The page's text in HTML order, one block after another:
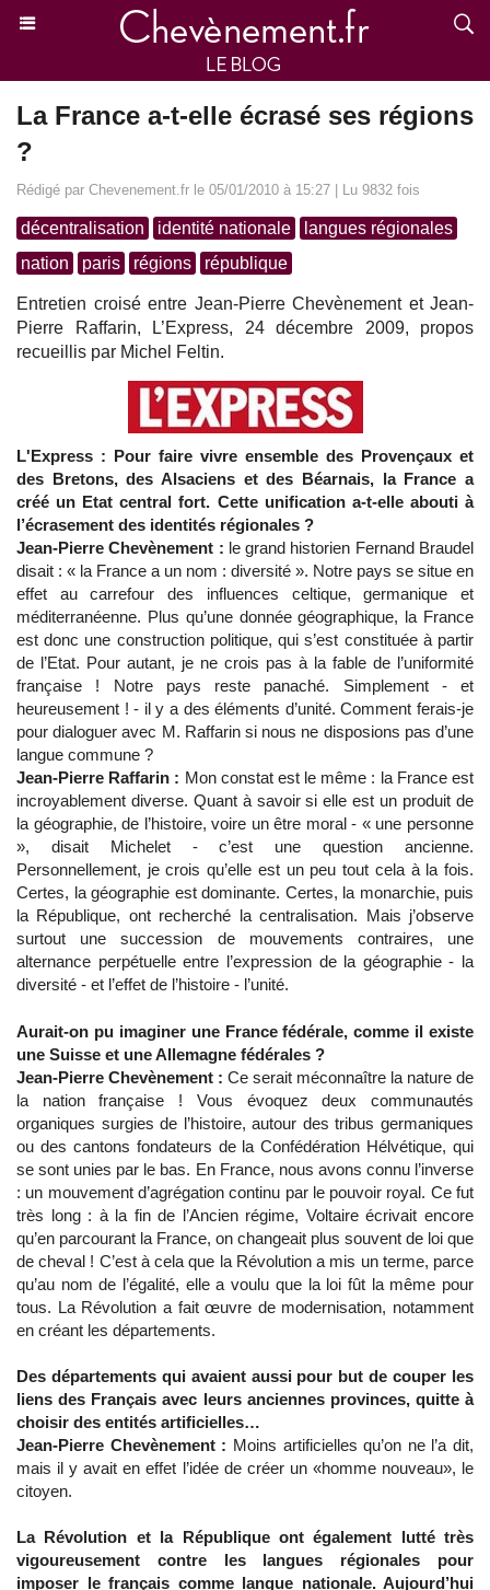
La France a-t-elle écrasé ses régions
?
Rédigé par Chevenement.fr le 05/01/2010 à 15:27 | Lu 9832 fois
décentralisation identité nationale
langues régionales
nation
paris régions république
Entretien croisé entre Jean-Pierre Chevènement et Jean-
Pierre Raffarin, L’Express, 24 décembre 2009, propos
recueillis par Michel Feltin.
L'Express : Pour faire vivre ensemble des Provençaux et
des Bretons, des Alsaciens et des Béarnais, la France a
créé un Etat central fort. Cette unification a-t-elle abouti à
l’écrasement des identités régionales ?
Jean-Pierre Chevènement : le grand historien Fernand Braudel
disait : « la France a un nom : diversité ». Notre pays se situe en
effet au carrefour des influences celtique, germanique et
méditerranéenne. Plus qu’une donnée géographique, la France
est donc une construction politique, qui s’est constituée à partir
de l’Etat. Pour autant, je ne crois pas à la fable de l’uniformité
française ! Notre pays reste panaché. Simplement - et
heureusement ! - il y a des éléments d’unité. Comment ferais-je
pour dialoguer avec M. Raffarin si nous ne disposions pas d’une
langue commune ?
Jean-Pierre Raffarin : Mon constat est le même : la France est
incroyablement diverse. Quant à savoir si elle est un produit de
la géographie, de l’histoire, voire un être moral - « une personne
», disait Michelet - c’est une question ancienne.
Personnellement, je crois qu’elle est un peu tout cela à la fois.
Certes, la géographie est dominante. Certes, la monarchie, puis
la République, ont recherché la centralisation. Mais j’observe
surtout une succession de mouvements contraires, une
alternance perpétuelle entre l’expression de la géographie - la
diversité - et l’effet de l’histoire - l’unité.
Aurait-on pu imaginer une France fédérale, comme il existe
une Suisse et une Allemagne fédérales ?
Jean-Pierre Chevènement : Ce serait méconnaître la nature de
la nation française ! Vous évoquez deux communautés
organiques surgies de l’histoire, autour des tribus germaniques
ou des cantons fondateurs de la Confédération Hélvétique, qui
se sont unies par le bas. En France, nous avons connu l’inverse
: un mouvement d’agrégation continu par le pouvoir royal. Ce fut
très long : à la fin de l’Ancien régime, Voltaire écrivait encore
qu’en parcourant la France, on changeait plus souvent de loi que
de cheval ! C’est à cela que la Révolution a mis un terme, parce
qu’au nom de l’égalité, elle a voulu que la loi fût la même pour
tous. La Révolution a fait œuvre de modernisation, notamment
en créant les départements.
Des départements qui avaient aussi pour but de couper les
liens des Français avec leurs anciennes provinces, quitte à
choisir des entités artificielles…
Jean-Pierre Chevènement : Moins artificielles qu’on ne l’a dit,
mais il y avait en effet l’idée de créer un «homme nouveau», le
citoyen.
La Révolution et la République ont également lutté très
vigoureusement contre les langues régionales pour
imposer le français comme langue nationale. Aujourd’hui